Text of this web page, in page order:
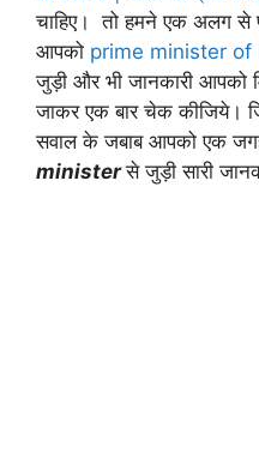
चाहिए। तो हमने एक अलग से
आपको prime minister of
जुड़ी और भी जानकारी आपको
जाकर एक बार चेक कीजिये।
सवाल के जबाब आपको एक
ministerसे जुड़ी सारी